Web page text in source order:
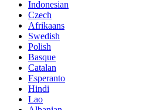
Indonesian
Czech
Afrikaans
Swedish
Polish
Basque
Catalan
Esperanto
Hindi
Lao